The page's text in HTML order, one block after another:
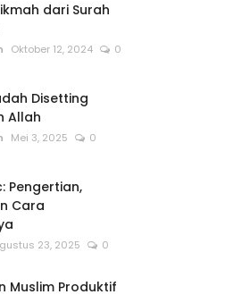
dari Surah
Oktober 12, 2024 0
Disetting
Allah
Mei 3, 2025 0
Pengertian,
Cara
23, 2025 0
Muslim Produktif